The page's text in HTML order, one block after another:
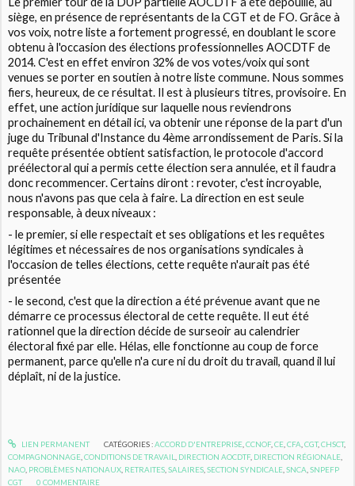
siège, en présence de représentants de la CGT et de FO. Grâce à
vos voix, notre liste a fortement progressé, en doublant le score
obtenu à l'occasion des élections professionnelles AOCDTF de
2014. C'est en effet environ 32% de vos votes/voix qui sont
venues se porter en soutien à notre liste commune. Nous sommes
fiers, heureux, de ce résultat. Il est à plusieurs titres, provisoire. En
effet, une action juridique sur laquelle nous reviendrons
prochainement en détail ici, va obtenir une réponse de la part d'un
juge du Tribunal d'Instance du 4ème arrondissement de Paris. Si la
requête présentée obtient satisfaction, le protocole d'accord
préélectoral qui a permis cette élection sera annulée, et il faudra
donc recommencer. Certains diront : revoter, c'est incroyable,
nous n'avons pas que cela à faire. La direction en est seule
responsable, à deux niveaux :
- le premier, si elle respectait et ses obligations et les requêtes
légitimes et nécessaires de nos organisations syndicales à
l'occasion de telles élections, cette requête n'aurait pas été
présentée
- le second, c'est que la direction a été prévenue avant que ne
démarre ce processus électoral de cette requête. Il eut été
rationnel que la direction décide de surseoir au calendrier
électoral fixé par elle. Hélas, elle fonctionne au coup de force
permanent, parce qu'elle n'a cure ni du droit du travail, quand il lui
déplaît, ni de la justice.
LIEN PERMANENT CATÉGORIES :ACCORD D'ENTREPRISE, CCNOF, CE, CFA CGT,CHSCT,
COMPAGNONNAGE ,CONDITIONS DE TRAVAIL DIRECTION AOCDTF, DIRECTION RÉGIONALE
NAO PROBLÈMES NATIONAUX RETRAITES ,SALAIRES ,SECTION SYNDICALE ,SNCA ,SNPEFP
CGT
0 COMMENTAIRE